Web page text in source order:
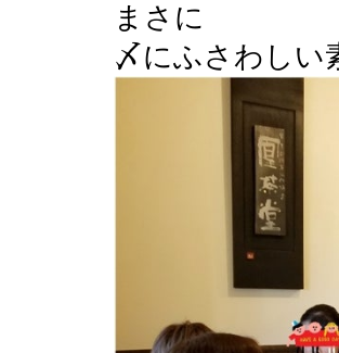
まさに
〆にふさわしい